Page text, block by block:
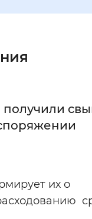
засечками
получили
их о